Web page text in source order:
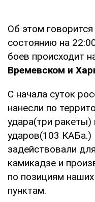
Об этом говорится
состоянию на
боев происходит
Времевском и
С начала суток
нанесли по
удара(три
ударов(103 КАБа.)
задействовали
камикадзе и
по позициям
пунктам.